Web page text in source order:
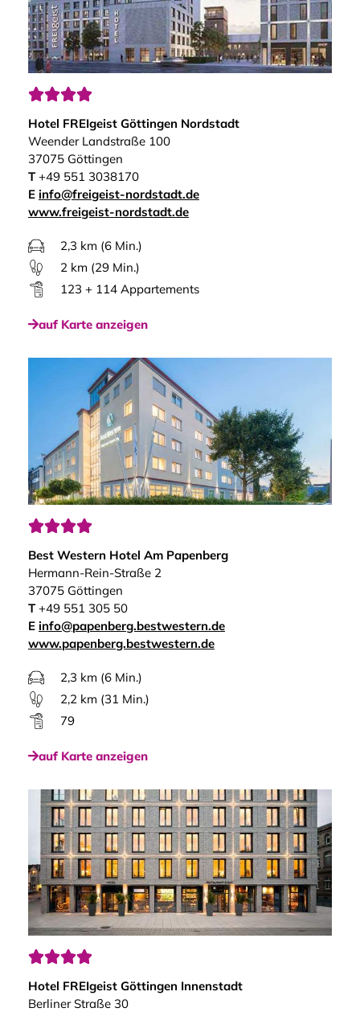

Hotel FREIgeist Göttingen Nordstadt
Weender Landstraße 100
37075 Göttingen
T+49 551 3038170
E info@freigeist-nordstadt.de
www.freigeist-nordstadt.de
2,3 km (6 Min.)
2 km (29 Min.)
123 + 114 Appartements
auf Karte anzeigen

Best Western Hotel Am Papenberg
Hermann-Rein-Straße 2
37075 Göttingen
T+49 551 305 50
E info@papenberg.bestwestern.de
www.papenberg.bestwestern.de
2,3 km (6 Min.)
2,2 km (31 Min.)
79
auf Karte anzeigen

Hotel FREIgeist Göttingen Innenstadt
Berliner Straße 30